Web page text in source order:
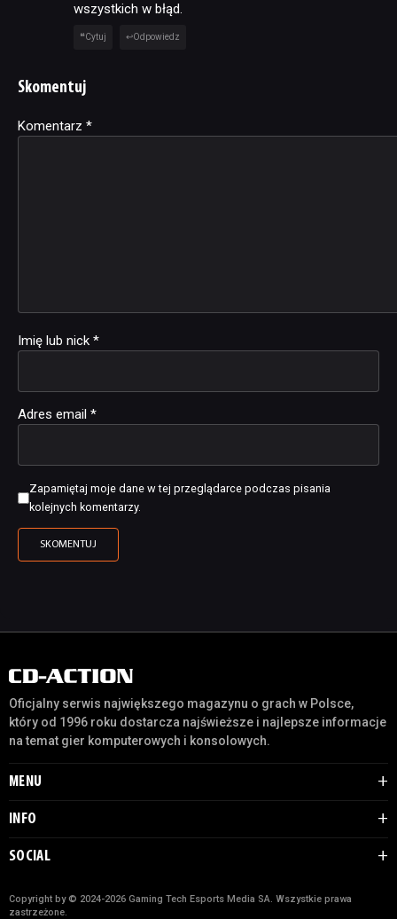
wszystkich w błąd.
Cytuj Odpowiedz
Skomentuj
Komentarz *
Imię lub nick *
Adres email *
Zapamiętaj moje dane w tej przeglądarce podczas pisania
kolejnych komentarzy.
Alternative:
Oficjalny serwis największego magazynu o grach w Polsce,
który od 1996 roku dostarcza najświeższe i najlepsze informacje
na temat gier komputerowych i konsolowych.
MENU
INFO
SOCIAL
Copyright by © 2024-2026 Gaming Tech Esports Media SA. Wszystkie prawa
zastrzeżone.